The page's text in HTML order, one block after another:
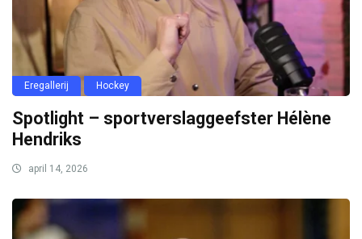
Eregallerij Hockey
Spotlight – sportverslaggeefster Hélène
Hendriks
april 14, 2026